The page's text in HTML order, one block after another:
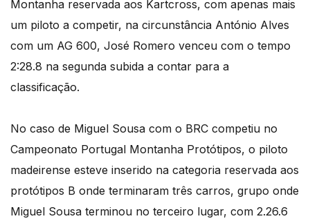
Montanha reservada aos Kartcross, com apenas mais
um piloto a competir, na circunstância António Alves
com um AG 600, José Romero venceu com o tempo
2:28.8 na segunda subida a contar para a
classificação.
No caso de Miguel Sousa com o BRC competiu no
Campeonato Portugal Montanha Protótipos, o piloto
madeirense esteve inserido na categoria reservada aos
protótipos B onde terminaram três carros, grupo onde
Miguel Sousa terminou no terceiro lugar, com 2.26.6